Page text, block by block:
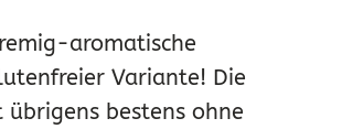
aromatische
Variante! Die
übrigens bestens ohne